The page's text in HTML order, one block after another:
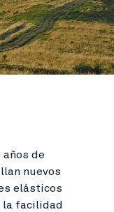
de
nuevos
elásticos
la facilidad